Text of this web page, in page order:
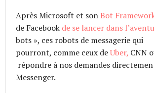
Après Microsoft et sonBot
de Facebook de se lancer dans
bots », ces robots de messagerie qui
pourront, comme ceux deUber, CNN
répondre à nos demandes
Messenger.